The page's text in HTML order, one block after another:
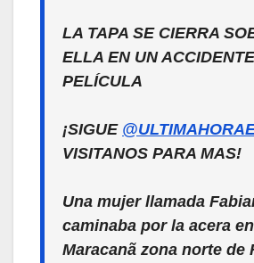
LA TAPA SE CIERRA
ELLA EN UN
PELÍCULA
¡SIGUE
VISITANOS PARA MAS!
Una mujer llamada
caminaba por la acera en
Maracanã zona norte de